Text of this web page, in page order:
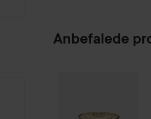
Anbefalede